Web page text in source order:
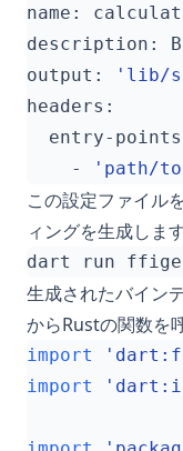
description:
output:
'lib/
    -
'path/
この設定ファイル
ィングを生成します
生成されたバイン
からRustの関数を
import
import